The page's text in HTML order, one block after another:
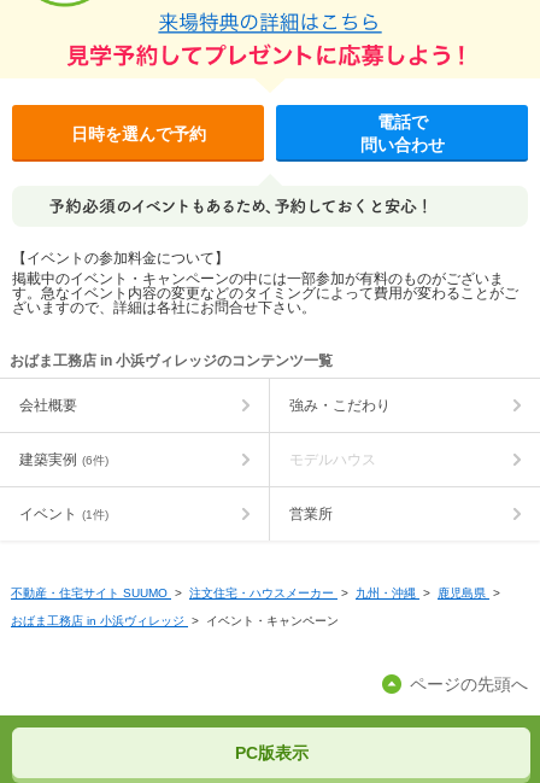
日時を選んで予約
電話で
問い合わせ
【イベントの参加料金について】
掲載中のイベント・キャンペーンの中には一部参加が有料のものがございま
す。急なイベント内容の変更などのタイミングによって費用が変わることがご
ざいますので、詳細は各社にお問合せ下さい。
おばま工務店 in 小浜ヴィレッジのコンテンツ一覧
会社概要 強み・こだわり
建築実例 (6件) モデルハウス
イベント (1件) 営業所
不動産・住宅サイト SUUMO > 注文住宅・ハウスメーカー > 九州・沖縄 > 鹿児島県 >
おばま工務店 in 小浜ヴィレッジ > イベント・キャンペーン
ページの先頭へ
PC版表示